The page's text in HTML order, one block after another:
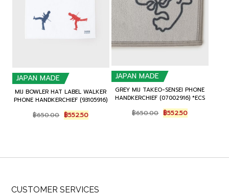
JAPAN MADE
MIJ BOWLER HAT LABEL WALKER
PHONE HANDKERCHIEF (93105916)
฿650.00 Original
price
฿552.50Current
price
JAPAN MADE
GREY MIJ TAKEO-SENSEI PHONE
HANDKERCHIEF (07002916) *ECS
฿650.00 Original
price
฿552.50Current
price
CUSTOMER SERVICES